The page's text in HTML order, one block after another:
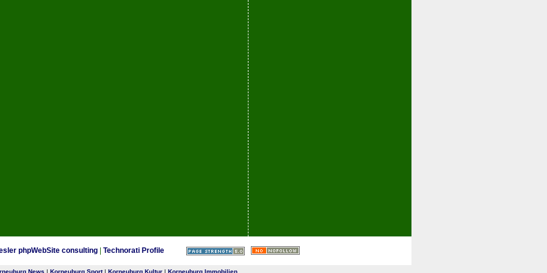
phpWebSite consulting Technorati Profile
News | Korneuburg Sport| Korneuburg Kultur | Korneuburg Immobilien